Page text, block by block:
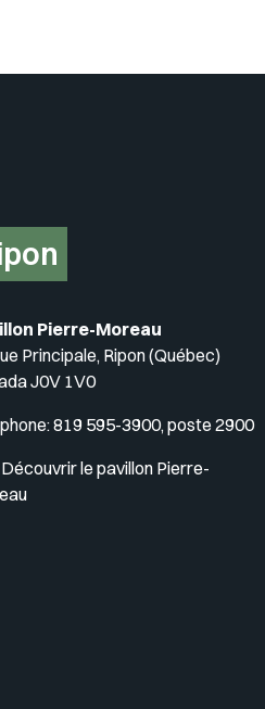
pied de page avec des logos
Pierre-Moreau
Principale, Ripon (Québec)
J0V 1V0
819 595-3900, poste 2900
Découvrir le pavillon Pierre-